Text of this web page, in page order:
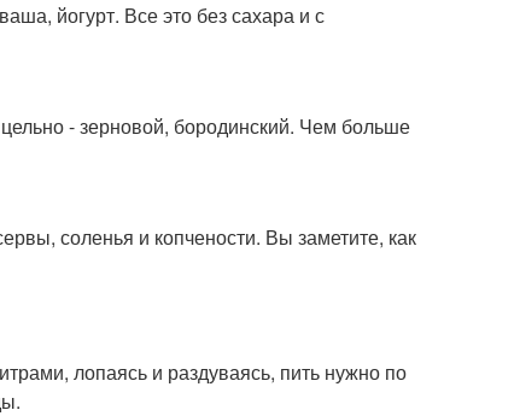
йогурт. Все это без сахара и с
- зерновой, бородинский. Чем больше
соленья и копчености. Вы заметите, как
лопаясь и раздуваясь, пить нужно по